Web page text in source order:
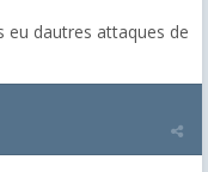
eu dautres attaques de